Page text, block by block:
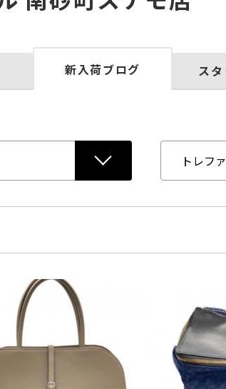
新入荷ブログ ス